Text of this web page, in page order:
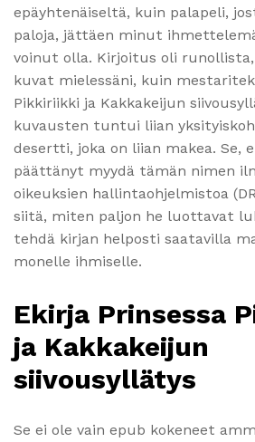
epäyhtenäiseltä, kuin palapeli,
paloja, jättäen minut
voinut olla. Kirjoitus oli
kuvat mielessäni, kuin
Pikkiriikki ja Kakkakeijun
kuvausten tuntui liian
desertti, joka on liian makea. Se,
päättänyt myydä tämän nimen
oikeuksien hallintaohjelmistoa
siitä, miten paljon he luottavat
tehdä kirjan helposti saatavilla
monelle ihmiselle.
Ekirja Prinsessa
ja Kakkakeijun
siivousyllätys
Se ei ole vain epub kokeneet